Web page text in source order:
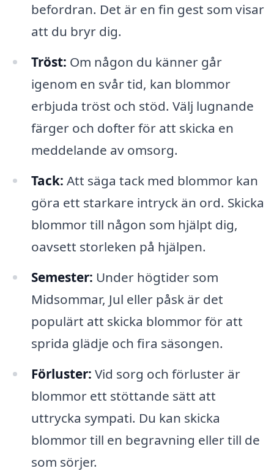
befordran. Det är en fin gest som visar
att du bryr dig.
Tröst: Om någon du känner går
igenom en svår tid, kan blommor
erbjuda tröst och stöd. Välj lugnande
färger och dofter för att skicka en
meddelande av omsorg.
Tack: Att säga tack med blommor kan
göra ett starkare intryck än ord. Skicka
blommor till någon som hjälpt dig,
oavsett storleken på hjälpen.
Semester: Under högtider som
Midsommar, Jul eller påsk är det
populärt att skicka blommor för att
sprida glädje och fira säsongen.
Förluster: Vid sorg och förluster är
blommor ett stöttande sätt att
uttrycka sympati. Du kan skicka
blommor till en begravning eller till de
som sörjer.